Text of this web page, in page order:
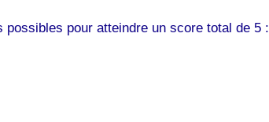
pour atteindre un score total de 5 :